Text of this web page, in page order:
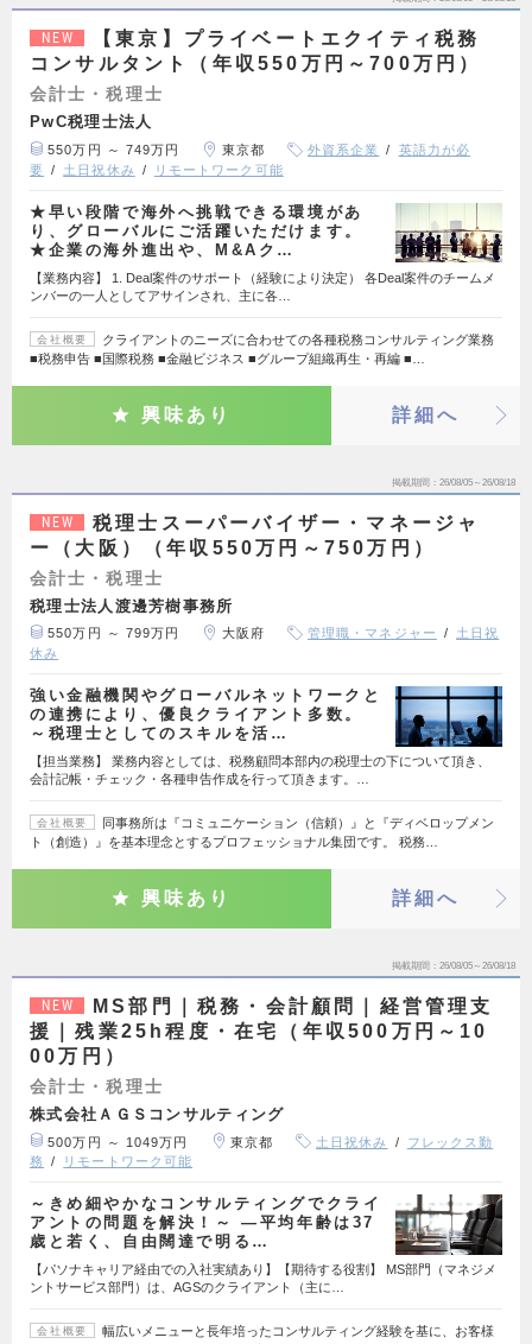
NEW
【東京】プライベートエクイティ税務
コンサルタント（年収550万円～700万円）
会計士・税理士
PwC税理士法人
550万円 ～ 749万円 東京都 外資系企業
英語力が必
要
土日祝休み リモートワーク可能
★早い段階で海外へ挑戦できる環境があ
り、グローバルにご活躍いただけます。
★企業の海外進出や、M&Aク…
【業務内容】 1. Deal案件のサポート（経験により決定） 各Deal案件のチームメ
ンバーの一人としてアサインされ、主に各…
会社概要
クライアントのニーズに合わせての各種税務コンサルティング業務
■税務申告 ■国際税務 ■金融ビジネス ■グループ組織再生・再編 ■…
興味あり 詳細へ
掲載期間 26/08/05～26/08/18
NEW
税理士スーパーバイザー・マネージャ
ー（大阪）（年収550万円～750万円）
会計士・税理士
税理士法人渡邊芳樹事務所
550万円 ～ 799万円 大阪府 管理職・マネジャー
土日祝
休み
強い金融機関やグローバルネットワークと
の連携により、優良クライアント多数。
～税理士としてのスキルを活…
【担当業務】 業務内容としては、税務顧問本部内の税理士の下について頂き、
会計記帳・チェック・各種申告作成を行って頂きます。…
会社概要
同事務所は『コミュニケーション（信頼）』と『ディベロップメン
ト（創造）』を基本理念とするプロフェッショナル集団です。 税務…
興味あり 詳細へ
掲載期間 26/08/05～26/08/18
NEW
MS部門｜税務・会計顧問｜経営管理支
援｜残業25h程度・在宅（年収500万円～10
00万円）
会計士・税理士
株式会社ＡＧＳコンサルティング
500万円 ～ 1049万円 東京都 土日祝休み
フレックス勤
務
リモートワーク可能
～きめ細やかなコンサルティングでクライ
アントの問題を解決！～ ―平均年齢は37
歳と若く、自由闊達で明る…
【パソナキャリア経由での入社実績あり】【期待する役割】 MS部門（マネジメ
ントサービス部門）は、AGSのクライアント（主に…
会社概要
幅広いメニューと長年培ったコンサルティング経験を基に、お客様